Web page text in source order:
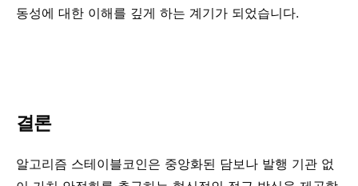
동성에 대한 이해를 깊게 하는 계기가 되었습니다.
결론
알고리즘 스테이블코인은 중앙화된 담보나 발행 기관 없